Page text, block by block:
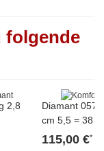
folgende
2,8
Diamant 057-
cm 5,5 = 38
115,00 €*